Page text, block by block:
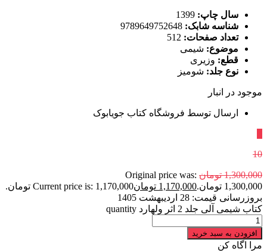
سال چاپ:
شناسه شابک:
تعداد صفحات:
موضوع: شیمی
قطع: وزیری
نوع جلد: شومیز
موجود در انبار
ارسال توسط فروشگاه کتاب جویابوک
10
1,300,000 تومان Original price was:
1,300,000 تومان.
1,170,000 تومانCurrent price is: 1,170,000 تومان.
بروزرسانی قیمت: 28 اردیبهشت 1405
کتاب شیمی آلی جلد 2 اثر ولهارد quantity
افزودن به سبد خرید
مرا اگاه کن